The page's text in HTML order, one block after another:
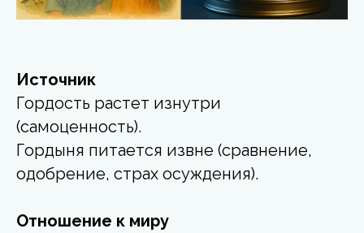
Источник
Гордость растет изнутри
(самоценность).
Гордыня питается извне (сравнение,
одобрение, страх осуждения).
Отношение к миру